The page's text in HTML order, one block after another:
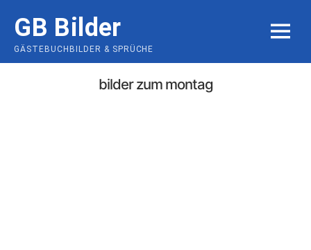
content
GB Bilder
GÄSTEBUCHBILDER & SPRÜCHE
MENU
bilder zum montag